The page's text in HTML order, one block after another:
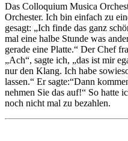
Das Colloquium Musica
Orchester. Ich bin einfach zu
gesagt: „Ich finde das ganz
mal eine halbe Stunde was
gerade eine Platte.“ Der Chef
„Ach“, sagte ich, „das ist mir
nur den Klang. Ich habe
lassen.“ Er sagte:“Dann
nehmen Sie das auf!“ So hatte
noch nicht mal zu bezahlen.